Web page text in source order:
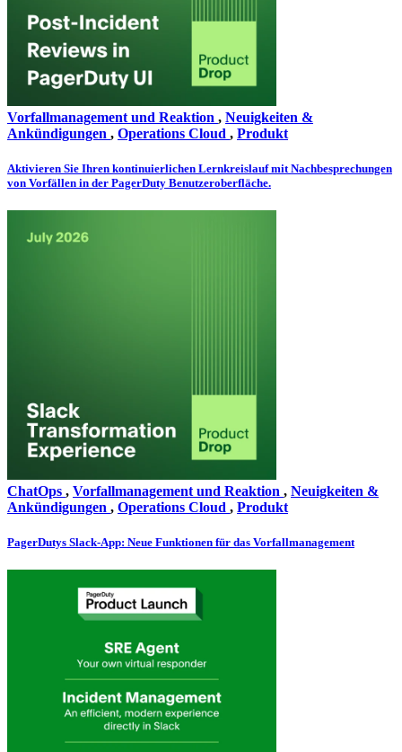
Vorfallmanagement und Reaktion , Neuigkeiten &
Ankündigungen , Operations Cloud , Produkt
Aktivieren Sie Ihren kontinuierlichen Lernkreislauf mit Nachbesprechungen
von Vorfällen in der PagerDuty Benutzeroberfläche.
ChatOps , Vorfallmanagement und Reaktion , Neuigkeiten &
Ankündigungen , Operations Cloud , Produkt
PagerDutys Slack-App: Neue Funktionen für das Vorfallmanagement